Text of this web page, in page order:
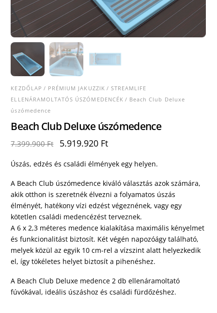
KEZDŐLAP / PRÉMIUM JAKUZZIK / STREAMLIFE
ELLENÁRAMOLTATÓS ÚSZÓMEDENCÉK / Beach Club Deluxe
úszómedence
Beach Club Deluxe úszómedence
7.399.900Ft
Original
was:
5.919.920 FtCurrent
is:
Úszás, edzés és családi élmények egy helyen.
A Beach Club úszómedence kiváló választás azok számára,
akik otthon is szeretnék élvezni a folyamatos úszás
élményét, hatékony vízi edzést végeznének, vagy egy
kötetlen családi medencézést terveznek.
A 6 x 2,3 méteres medence kialakítása maximális kényelmet
és funkcionalitást biztosít. Két végén napozóágy található,
melyek közül az egyik 10 cm-rel a vízszint alatt helyezkedik
el, így tökéletes helyet biztosít a pihenéshez.
A Beach Club Deluxe medence 2 db ellenáramoltató
fúvókával, ideális úszáshoz és családi fürdőzéshez.